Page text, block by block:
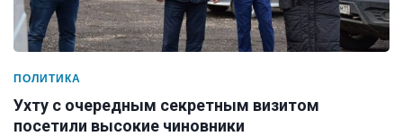
ПОЛИТИКА
Ухту с очередным секретным визитом
посетили высокие чиновники